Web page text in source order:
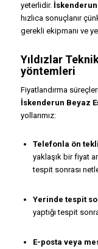
yeterlidir.
hızlıca sonuçlanır
gerekli ekipmanı ve
Yıldızlar
yöntemleri
Fiyatlandırma
İskenderun Beyaz
yollarımız:
Telefonla ön
yaklaşık bir fiyat
tespit sonrası
Yerinde tespit
yaptığı tespit
E-posta veya